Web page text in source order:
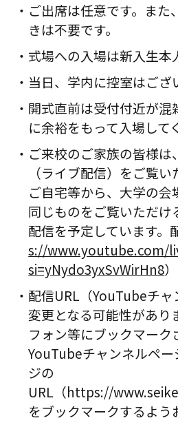
ご出席は任意です。また
きは不要です。
式場への入場は新入生本
当日、学内に控室はござ
開式直前は受付付近が混
に余裕をもって入場して
ご来校のご家族の皆様は
（ライブ配信）をご覧い
ご自宅等から、大学の会
同じものをご覧いただ
配信を予定しています。
s://www.youtube.com/
si=yNydo3yxSvWirHn8
配信URL（YouTubeチ
変更となる可能性があり
フォン等にブックマーク
YouTubeチャンネルペ
ジの
URL（https://
をブックマークするよう